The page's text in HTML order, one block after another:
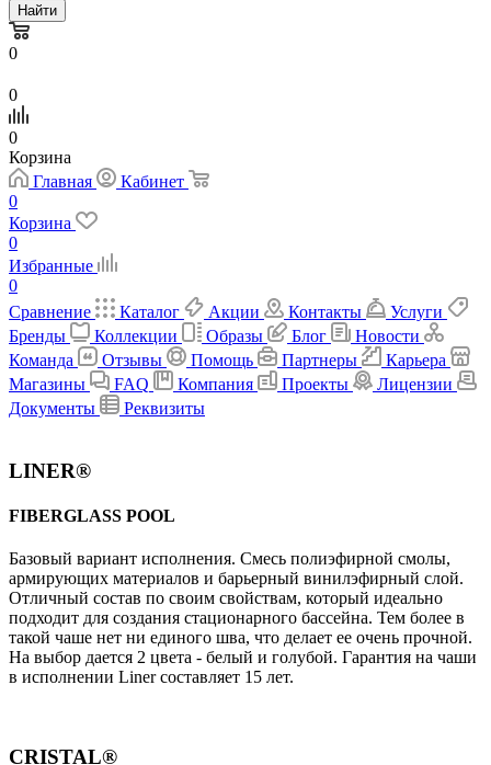
Найти
0
0
0
Корзина
Главная
Кабинет
0
Корзина
0
Избранные
0
Сравнение
Каталог Акции Контакты
Услуги
Бренды
Коллекции Образы Блог
Новости
Команда
Отзывы Помощь Партнеры
Карьера
Магазины
FAQ Компания Проекты
Лицензии
Документы
Реквизиты
LINER®
FIBERGLASS POOL
Базовый вариант исполнения. Cмесь полиэфирной смолы,
армирующих материалов и барьерный винилэфирный слой.
Отличный состав по своим свойствам, который идеально
подходит для создания стационарного бассейна. Тем более в
такой чаше нет ни единого шва, что делает ее очень прочной.
На выбор дается 2 цвета - белый и голубой. Гарантия на чаши
в исполнении Liner составляет 15 лет.
CRISTAL®